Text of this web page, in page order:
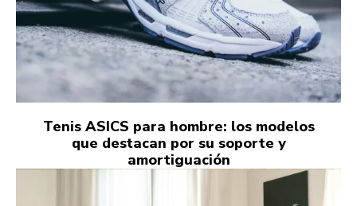
Tenis ASICS para hombre: los modelos
que destacan por su soporte y
amortiguación